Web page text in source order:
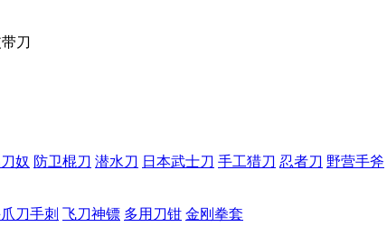
刀
奴 防卫棍刀 潜水刀 日本武士刀 手工猎刀 忍者刀 野营手斧
刀手刺 飞刀神镖 多用刀钳 金刚拳套